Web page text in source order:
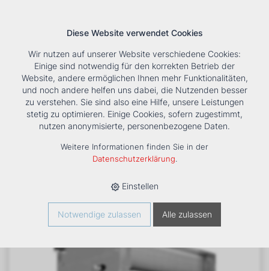
Tools Unternehmen Karriere KontaktSuche
HOME › PRODUKTE › KÄLTE/KLIMA › FANCOILS › DXF 33
KANALGERÄT
Diese Website verwendet Cookies
Wir nutzen auf unserer Website verschiedene Cookies:
Einige sind notwendig für den korrekten Betrieb der
Website, andere ermöglichen Ihnen mehr Funktionalitäten,
und noch andere helfen uns dabei, die Nutzenden besser
zu verstehen. Sie sind also eine Hilfe, unsere Leistungen
stetig zu optimieren. Einige Cookies, sofern zugestimmt,
nutzen anonymisierte, personenbezogene Daten.
Weitere Informationen finden Sie in der
Datenschutzerklärung.
Einstellen
Notwendige zulassen Alle zulassen